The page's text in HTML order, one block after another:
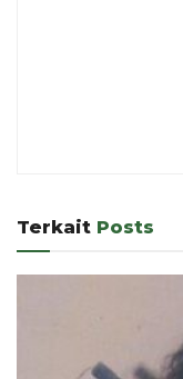
Terkait Posts